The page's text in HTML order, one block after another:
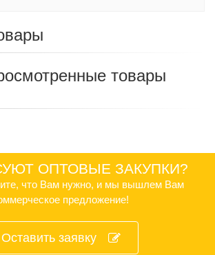
товары
ОПТОВЫЕ ЗАКУПКИ?
что Вам нужно, и мы вышлем Вам
предложение!
Оставить заявку